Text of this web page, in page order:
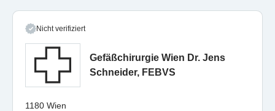
Nicht verifiziert
Gefäßchirurgie Wien Dr. Jens
Schneider, FEBVS
1180 Wien